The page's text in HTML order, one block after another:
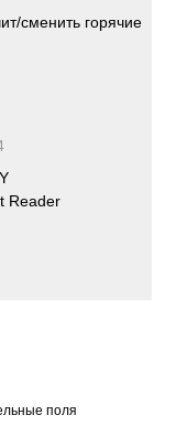
сменить горячие
Reader
поля